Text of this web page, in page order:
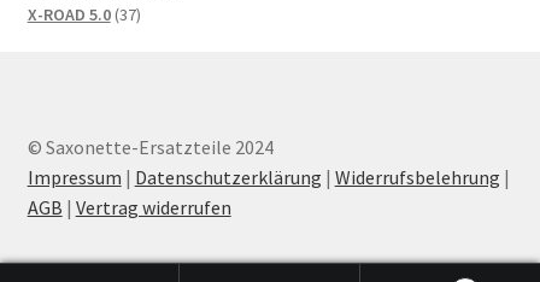
X-ROAD 5.0 3737
© Saxonette-Ersatzteile 2024
Impressum | Datenschutzerklärung | Widerrufsbelehrung |
AGB | Vertrag widerrufen